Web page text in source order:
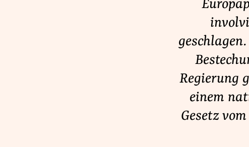
Regierung
einem
Gesetz